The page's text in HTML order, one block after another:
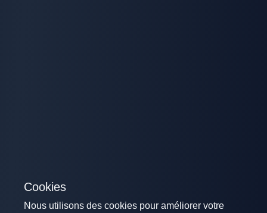
Cookies
Nous utilisons des cookies pour améliorer votre